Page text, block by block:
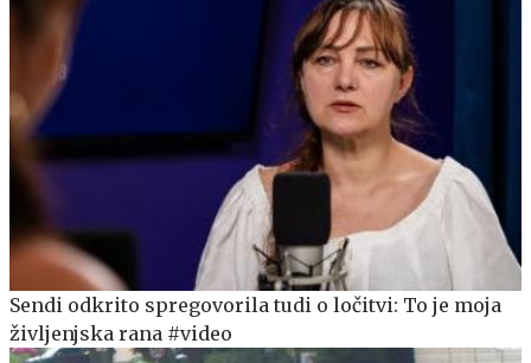
Sendi odkrito spregovorila tudi o ločitvi: To je moja
življenjska rana #video